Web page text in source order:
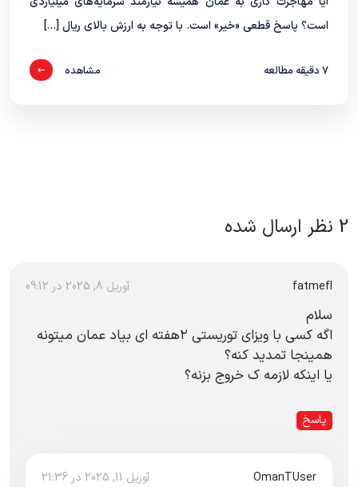
است؟ پاسخ قطعی «خیر» است. با توجه به ارزش بالای ریال […]
7 دقیقه مطالعه مشاهده
2 نظر ارسال شده
fatmefl آوریل 8, 2025 در 09:12
سلام
اگه کسی با ویزای توریستی ۲هفته ای بیاد عمان میتونه
همینجا تمدید کنه؟
یا اینکه لازمه ک خروج بزنه؟
پاسخ
OmanTUser آوریل 11, 2025 در 21:36